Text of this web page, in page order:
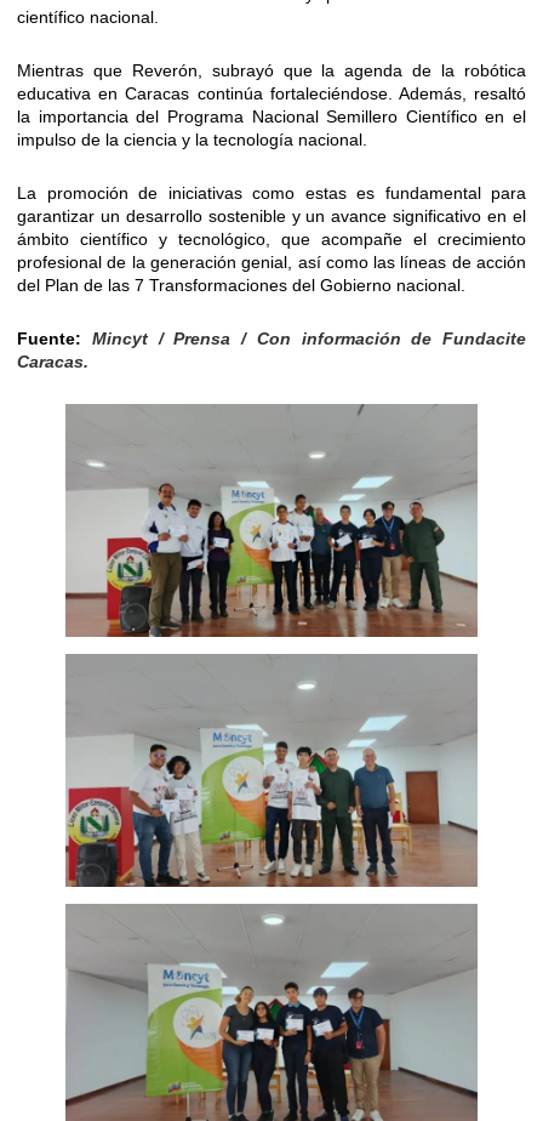
científico nacional.
Mientras que Reverón, subrayó que la agenda de la robótica
educativa en Caracas continúa fortaleciéndose. Además, resaltó
la importancia del Programa Nacional Semillero Científico en el
impulso de la ciencia y la tecnología nacional.
La promoción de iniciativas como estas es fundamental para
garantizar un desarrollo sostenible y un avance significativo en el
ámbito científico y tecnológico, que acompañe el crecimiento
profesional de la generación genial, así como las líneas de acción
del Plan de las 7 Transformaciones del Gobierno nacional.
Fuente: Mincyt / Prensa / Con información de Fundacite
Caracas.